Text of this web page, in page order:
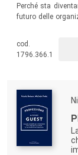
Perché sta
futuro delle
la scienza della
una riflessione
cultura positiva
cod.
1796.366.1